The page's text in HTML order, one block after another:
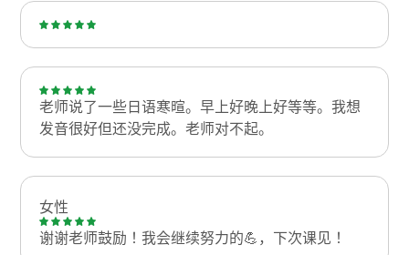
老师说了一些日语寒暄。早上好晚上好等等。我想
发音很好但还没完成。老师对不起。
女性
谢谢老师鼓励！我会继续努力的💪，下次课见！